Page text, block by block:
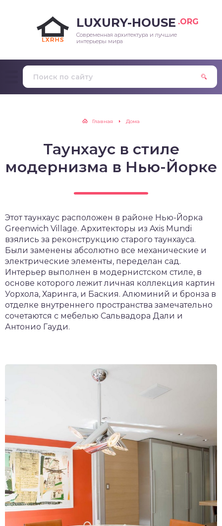
LUXURY-HOUSE .ORG
Современная архитектура и лучшие
интерьеры мира
Главная Дома
Таунхаус в стиле
модернизма в Нью-Йорке
Этот таунхаус расположен в районе Нью-Йорка
Greenwich Village. Архитекторы из Axis Mundi
взялись за реконструкцию старого таунхауса.
Были заменены абсолютно все механические и
электрические элементы, переделан сад.
Интерьер выполнен в модернистском стиле, в
основе которого лежит личная коллекция картин
Уорхола, Харинга, и Баския. Алюминий и бронза в
отделке внутреннего пространства замечательно
сочетаются с мебелью Сальвадора Дали и
Антонио Гауди.